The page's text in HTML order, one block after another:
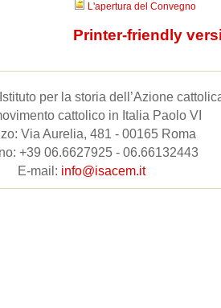
L'apertura del Convegno
Printer-friendly
per la storia dell’Azione
cattolico in Italia Paolo VI
Via Aurelia, 481 - 00165 Roma
+39 06.6627925 - 06.66132443
E-mail: info@isacem.it